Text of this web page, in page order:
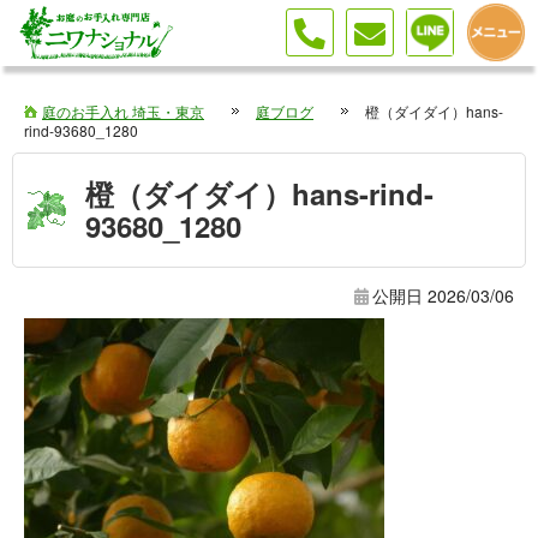
庭のお手入れ 埼玉・東京 庭ブログ
橙（ダイダイ）hans-
rind-93680_1280
橙（ダイダイ）hans-rind-
93680_1280
公開日 2026/03/06